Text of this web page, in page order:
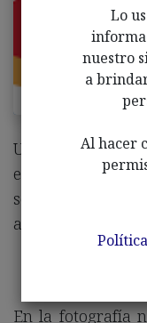
Un año más
empresa
señora de la
ayudarnos para
En la fotografía
Lo
nuestro
a
Al hacer